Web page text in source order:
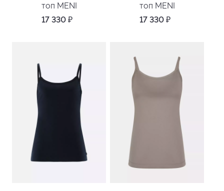
топ MENI
17 330 ₽
топ MENI
17 330 ₽